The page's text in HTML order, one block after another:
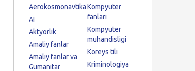
Aerokosmonavtika
AI
Aktyorlik
Amaliy fanlar
Amaliy fanlar va
Gumanitar
Kompyuter
fanlari
Kompyuter
muhandisligi
Koreys tili
Kriminologiya